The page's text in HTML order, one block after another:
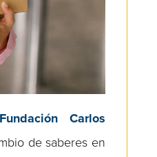
Fundación Carlos
de saberes en